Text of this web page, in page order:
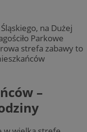
na Dużej
Parkowe
strefa zabawy to
–